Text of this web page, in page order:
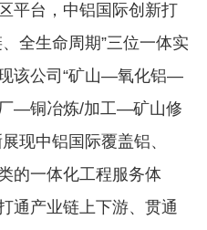
平台，中铝国际创新打
全生命周期”三位一体实
该公司“矿山—氧化铝—
—铜冶炼/加工—矿山修
现中铝国际覆盖铝、
的一体化工程服务体
通产业链上下游、贯通